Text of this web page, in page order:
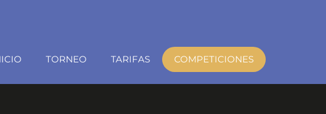
TORNEO TARIFAS COMPETICIONES